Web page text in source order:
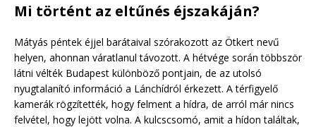
Mi történt az eltűnés éjszakáján?
Mátyás péntek éjjel barátaival szórakozott az Ötkert nevű
helyen, ahonnan váratlanul távozott. A hétvége során többször
látni vélték Budapest különböző pontjain, de az utolsó
nyugtalanító információ a Lánchídról érkezett. A térfigyelő
kamerák rögzítették, hogy felment a hídra, de arról már nincs
felvétel, hogy lejött volna. A kulcscsomó, amit a hídon találtak,